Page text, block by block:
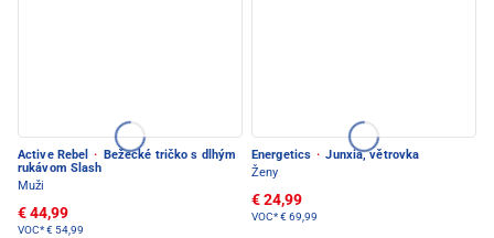
Active Rebel · Bežecké tričko s dlhým
rukávom Slash
Muži
€ 44,99
VOC*€ 54,99
Energetics · Junxia, větrovka
Ženy
€ 24,99
VOC*€ 69,99